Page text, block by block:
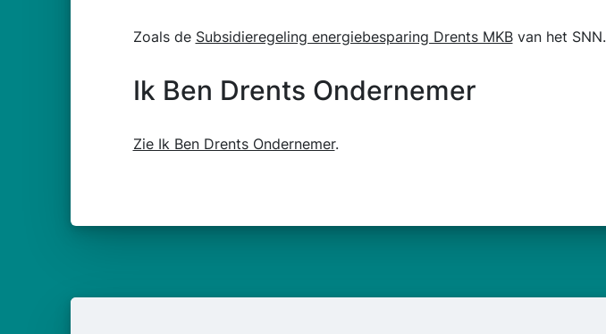
Zoals de Subsidieregeling energiebesparing Drents MKBvan het SNN.
Ik Ben Drents Ondernemer
Zie Ik Ben Drents Ondernemer.